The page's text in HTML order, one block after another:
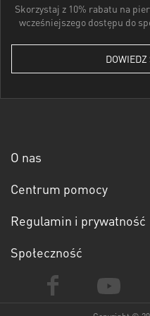
Skorzystaj z 10% rabatu na
wcześniejszego dostępu do
O nas
Centrum pomocy
Regulamin i prywatność
Społeczność